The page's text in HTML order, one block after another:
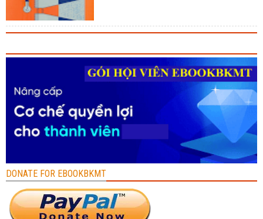
DONATE FOR EBOOKBKMT